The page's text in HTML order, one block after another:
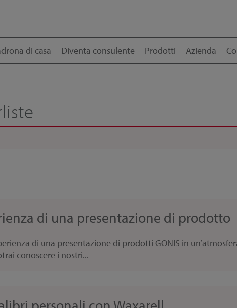
di casa Diventa consulente Prodotti Azienda
di una presentazione di prodotto
di una presentazione di prodotti GONIS in
conoscere i nostri...